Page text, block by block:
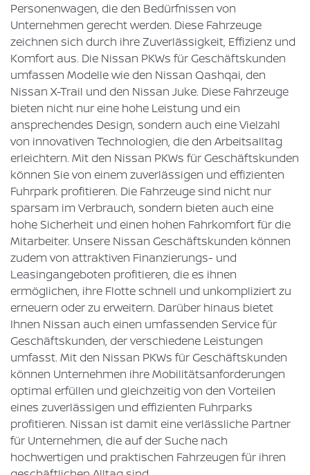
Personenwagen, die den Bedürfnissen von
Unternehmen gerecht werden. Diese Fahrzeuge
zeichnen sich durch ihre Zuverlässigkeit, Effizienz und
Komfort aus. Die Nissan PKWs für Geschäftskunden
umfassen Modelle wie den Nissan Qashqai, den
Nissan X-Trail und den Nissan Juke. Diese Fahrzeuge
bieten nicht nur eine hohe Leistung und ein
ansprechendes Design, sondern auch eine Vielzahl
von innovativen Technologien, die den Arbeitsalltag
erleichtern. Mit den Nissan PKWs für Geschäftskunden
können Sie von einem zuverlässigen und effizienten
Fuhrpark profitieren. Die Fahrzeuge sind nicht nur
sparsam im Verbrauch, sondern bieten auch eine
hohe Sicherheit und einen hohen Fahrkomfort für die
Mitarbeiter. Unsere Nissan Geschäftskunden können
zudem von attraktiven Finanzierungs- und
Leasingangeboten profitieren, die es ihnen
ermöglichen, ihre Flotte schnell und unkompliziert zu
erneuern oder zu erweitern. Darüber hinaus bietet
Ihnen Nissan auch einen umfassenden Service für
Geschäftskunden, der verschiedene Leistungen
umfasst. Mit den Nissan PKWs für Geschäftskunden
können Unternehmen ihre Mobilitätsanforderungen
optimal erfüllen und gleichzeitig von den Vorteilen
eines zuverlässigen und effizienten Fuhrparks
profitieren. Nissan ist damit eine verlässliche Partner
für Unternehmen, die auf der Suche nach
hochwertigen und praktischen Fahrzeugen für ihren